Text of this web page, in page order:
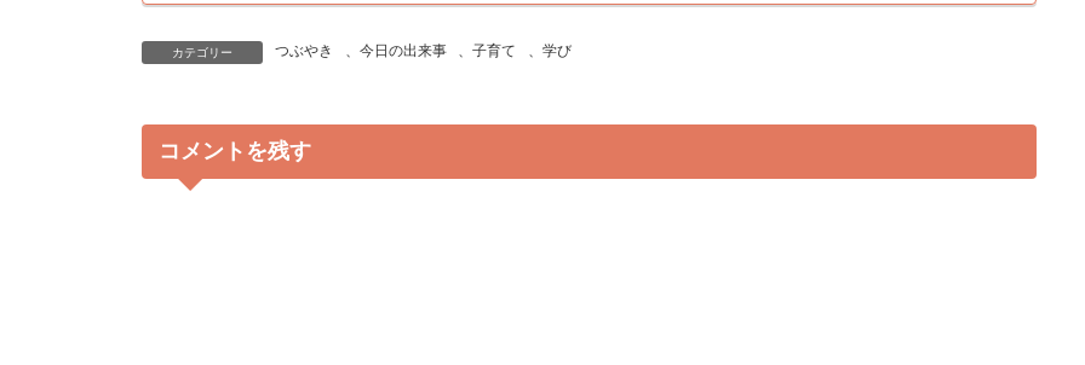
カテゴリー つぶやき 、 今日の出来事 、子育て 、 学び
コメントを残す